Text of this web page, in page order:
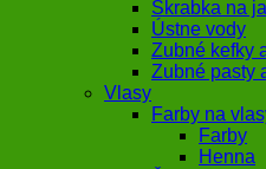
Škrabka na
Ústne vody
Zubné kefky
Zubné pasty
Vlasy
Farby na
Farby
Henna